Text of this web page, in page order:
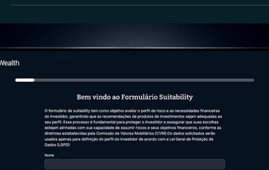
Diulia Borges
Assessores de Investimentos (AI)
Como a Alta Vista organizou sua estrutura